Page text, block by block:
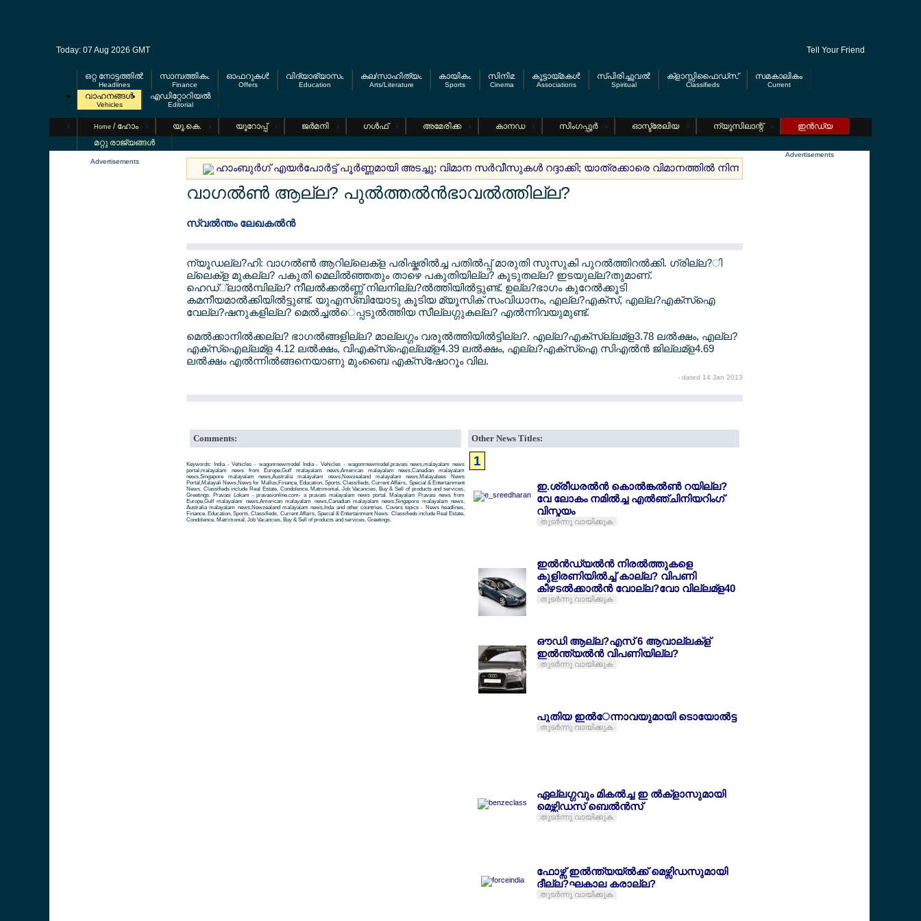
Today: 07 Aug 2026 GMT Tell Your Friend
ഒറ്റ നോട്ടത്തില്‍
Headlines
സാമ്പത്തികം
Finance
ഓഫറുകള്‍
Offers
വിദ്യാഭ്യാസം
Education
കല/സാഹിത്യം
Arts/Literature
കായികം
Sports
സിനിമ
Cinema
കൂട്ടായ്മകള്‍
Associations
സ്പിരിച്ചുവല്‍
Spiritual
ക്ളാസ്സിഫൈഡ്സ്
Classifieds
സമകാലികം
Current
വാഹനങ്ങള്‍
Vehicles
എഡിറ്റോറിയല്‍
Editorial
Home / ഹോം യൂ.കെ. യൂറോപ്പ് ജര്‍മനി ഗള്‍ഫ് അമേരിക്ക കാനഡ സിംഗപ്പൂര്‍ ഓസ്ട്രേലിയ ന്യൂസിലാന്റ്
ഇന്‍ഡ്യ
മറ്റു രാജ്യങ്ങള്‍
Advertisements
ഹാംബുര്‍ഗ് എയര്‍പോര്‍ട്ട് പൂര്‍ണ്ണമായി അടച്ചു; വിമാന സര്‍വീസുകള്‍ റദ്ദാക്കി; യാത്രക്കാരെ വിമാനത്തില്‍ നിന്നും ഇറക്കി
വാഗല്‍ണ്‍ ആല്ല? പുല്‍ത്തല്‍ന്‍ഭാവല്‍ത്തില്ല?
സ്വല്‍ന്തം ലേഖകല്‍ന്‍
ന്യൂഡല്ല?ഹി: വാഗല്‍ണ്‍ ആറില്ലെക്ള പരിഷ്കരില്‍ച്ച പതില്‍പ്പ് മാരുതി സുസുകി പുറല്‍ത്തിറല്‍ക്കി. ഗ്രില്ല?ി
ല്ലെക്ള മുകല്ല? പകുതി മെലില്‍ഞ്ഞതും താഴെ പകുതിയില്ല? കൂടുതല്ല? ഇടയുല്ല?തുമാണ്.
ഹെഡ്്ലാല്‍മ്പില്ല? നീലല്‍ക്കല്‍ണ്ണ് നിലനില്ല?ല്‍ത്തിയില്‍ട്ടുണ്ട്. ഉല്ല?ഭാഗം കുറേല്‍ക്കൂടി
കമനീയമാല്‍ക്കിയില്‍ട്ടുണ്ട്. യുഎസ്ബിയോടു കൂടിയ മ്യൂസിക് സംവിധാനം, എല്ല?എക്സ്, എല്ല?എക്സ്ഐ
വേല്ല?ഷനുകളില്ല? മെല്‍ച്ചല്‍െപ്പടുല്‍ത്തിയ സീല്ലഗ്ഗുകല്ല? എല്‍ന്നിവയുമുണ്ട്.
മെല്‍ക്കാനില്‍ക്കല്ല? ഭാഗല്‍ങ്ങളില്ല? മാല്ലഗ്ഗം വരുല്‍ത്തിയില്‍ട്ടില്ല?. എല്ല?എക്സ്ല്ലമ്ള3.78 ലല്‍ക്ഷം, എല്ല?
എക്സ്ഐല്ലമ്ള 4.12 ലല്‍ക്ഷം, വിഎക്സ്ഐല്ലമ്ള4.39 ലല്‍ക്ഷം, എല്ല?എക്സ്ഐ സിഎല്‍ന്‍ ജില്ലമ്ള4.69
ലല്‍ക്ഷം എല്‍ന്നില്‍ങ്ങനെയാണു മുംബൈ എക്സ്ഷോറൂം വില.
- dated 14 Jan 2013
Comments:
Keywords: India - Vehicles - wagonrnewmodel India - Vehicles - wagonrnewmodel,pravasi news,malayalam news
portal,malayalam news from Europe,Gulf malayalam news,American malayalam news,Canadian malayalam
news,Singapore malayalam news,Australia malayalam news,Newzealand malayalam news,Malayalees News
Portal,Malayali News,News for Mallus,Finance, Education, Sports, Classifieds, Current Affairs, Special & Entertainment
News. Classifieds include Real Estate, Condolence, Matrimonial, Job Vacancies, Buy & Sell of products and services,
Greetings. Pravasi Lokam - pravasionline.com- a pravasi malayalam news portal. Malayalam Pravasi news from
Europe,Gulf malayalam news,American malayalam news,Canadian malayalam news,Singapore malayalam news,
Australia malayalam news,Newzealand malayalam news,Inda and other countries. Covers topics - News headlines,
Finance, Education, Sports, Classifieds, Current Affairs, Special & Entertainment News. Classifieds include Real Estate,
Condolence, Matrimonial, Job Vacancies, Buy & Sell of products and services, Greetings.
Other News Titles:
1
ഇ.ശ്രീധരല്‍ന്‍ കൊല്‍ങ്കല്‍ണ്‍ റയില്ല?
വേ ലോകം നമില്‍ച്ച എല്‍ഞ്ചിനിയറിംഗ്
വിസ്മയം
തുടര്‍ന്നു വായിക്കുക
ഇല്‍ന്‍ഡ്യല്‍ന്‍ നിരല്‍ത്തുകളെ
കുളിരണിയില്‍ച്ച് കാല്ല? വിപണി
കീഴടല്‍ക്കാല്‍ന്‍ വോല്ല?വോ വില്ലമ്ള40
തുടര്‍ന്നു വായിക്കുക
ഔഡി ആല്ല?എസ് 6 ആവാല്ലക്ള്
ഇല്‍ന്ത്യല്‍ന്‍ വിപണിയില്ല?
തുടര്‍ന്നു വായിക്കുക
പുതിയ ഇല്‍േന്നാവയുമായി ടൊയോല്‍ട്ട
തുടര്‍ന്നു വായിക്കുക
ഏല്ലഗ്ഗവും മികല്‍ച്ച ഇ ല്‍ക്ളാസുമായി
മെഴ്സിഡസ് ബെല്‍ന്‍സ്
തുടര്‍ന്നു വായിക്കുക
ഫോഴ്സ് ഇല്‍ന്ത്യയ്ല്‍ക്ക് മെഴ്സിഡസുമായി
ദീല്ല?ഘകാല കരാല്ല?
തുടര്‍ന്നു വായിക്കുക
Advertisements